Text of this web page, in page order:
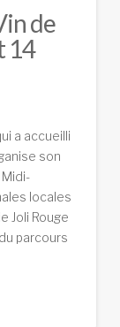
de
14
a accueilli
son
locales
Joli Rouge
parcours